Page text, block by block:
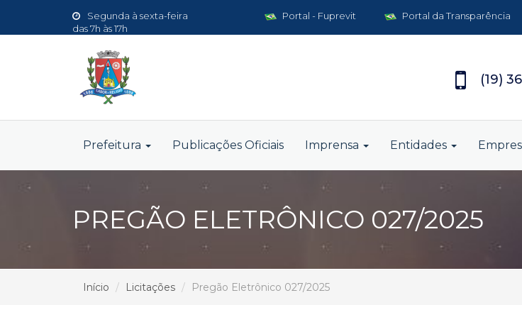
Segunda à sexta-feira
das 7h às 17h
Portal da Transparência
Portal - Fuprevit
(19)
Prefeitura Publicações Oficiais Imprensa Entidades
PREGÃO ELETRÔNICO 027/2025
Início Licitações Pregão Eletrônico 027/2025